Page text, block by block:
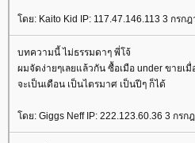
ดย: Kaito Kid IP: 117.47.146.113 3 กรก
บทความนี้ ไม่ธรรมดาๆ พี่โจ้
ผมจัดง่ายๆเลยแล้วกัน ซื้อเมือ under ขายเมื่
จะเป็นเดือน เป็นไตรมาศ เป็นปีๆ ก็ได้
ดย: Giggs Neff IP: 222.123.60.36 3 กรก